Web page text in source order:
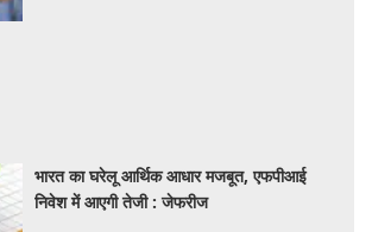
भारत का घरेलू आर्थिक आधार मजबूत, एफपीआई
निवेश में आएगी तेजी : जेफरीज